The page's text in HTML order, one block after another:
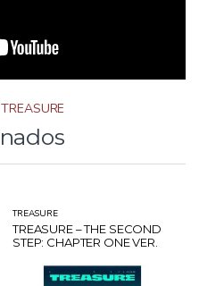
TREASURE
TREASURE
TREASURE – THE SECOND
STEP: CHAPTER ONE VER.
+ POSTER + CARD HANTEO